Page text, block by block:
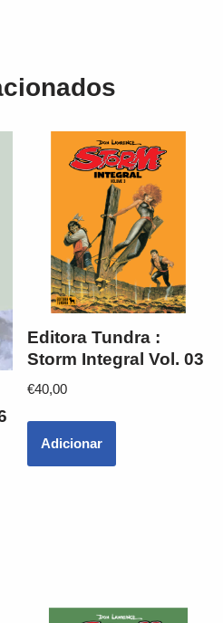
Editora Tundra :
Storm Integral Vol. 03
€40,00
Adicionar